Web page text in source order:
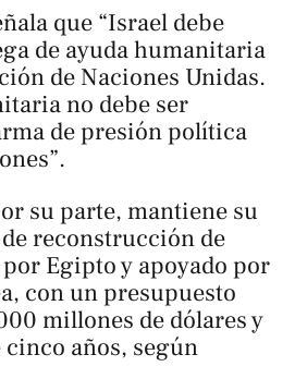
que “Israel debe
de ayuda humanitaria
de Naciones Unidas.
no debe ser
de presión política
su parte, mantiene su
reconstrucción de
Egipto y apoyado por
con un presupuesto
millones de dólares y
años, según